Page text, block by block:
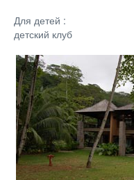
Для детей :
детский клуб